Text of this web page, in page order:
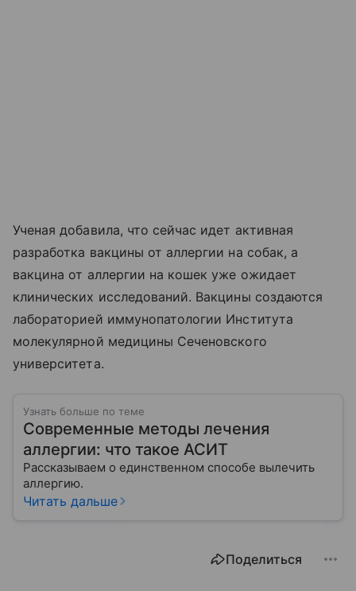
Ученая добавила, что сейчас идет активная
разработка вакцины от аллергии на собак, а
вакцина от аллергии на кошек уже ожидает
клинических исследований. Вакцины создаются
лабораторией иммунопатологии Института
молекулярной медицины Сеченовского
университета.
Узнать больше по теме
Современные методы лечения
аллергии: что такое АСИТ
Рассказываем о единственном способе вылечить
аллергию.
Читать дальше
Поделиться